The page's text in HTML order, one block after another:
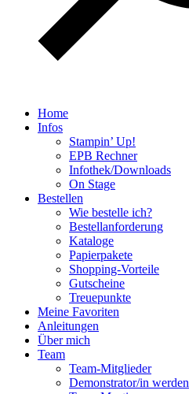
Home
Infos
Stampin’ Up!
EPB Rechner
Infothek/Downloads
On Stage
Bestellen
Wie bestelle ich?
Bestellanforderung
Kataloge
Papierpakete
Shopping-Vorteile
Gutscheine
Treuepunkte
Meine Favoriten
Anleitungen
Über mich
Team
Team-Mitglieder
Demonstrator/in werden